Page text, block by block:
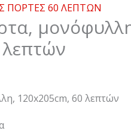
ΠΟΡΤΕΣ 60 ΛΕΠΤΩΝ
120x205cm, 60 λεπτών